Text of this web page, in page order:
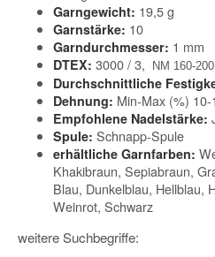
Garngewicht: 19,5 g
Garnstärke: 10
Garndurchmesser: 1 mm
DTEX: 3000 / 3, NM 160-
Durchschnittliche
Dehnung: Min-Max (%) 10-
Empfohlene Nadelstärke:
Spule: Schnapp-Spule
erhältliche Garnfarben:
Khakibraun, Sepiabraun,
Blau, Dunkelblau, Hellblau,
Weinrot, Schwarz
weitere Suchbegriffe: